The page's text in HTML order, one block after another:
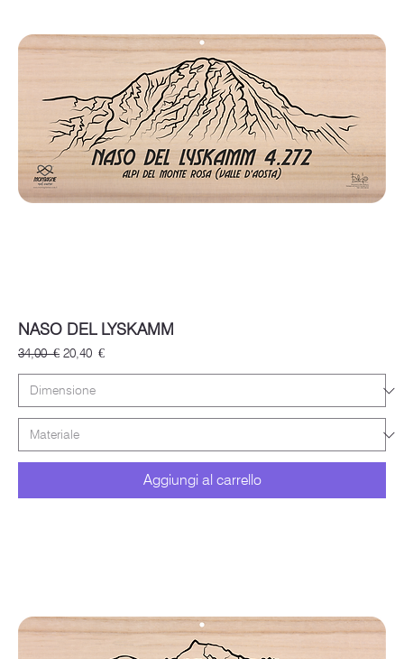
NASO DEL LYSKAMM
Prezzo regolare
34,00 € Prezzo scontato
20,40 €
Aggiungi al carrello